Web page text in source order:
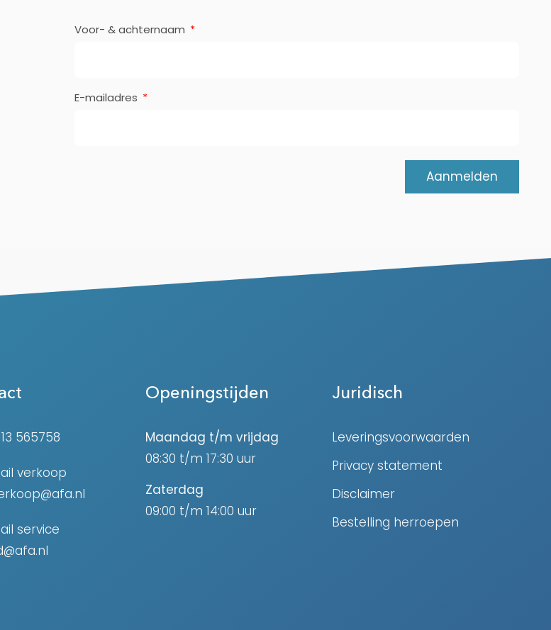
Voor- & achternaam
E-mailadres
Aanmelden
565758
verkoop
service
Openingstijden
Maandag t/m vrijdag
08:30 t/m 17:30 uur
Zaterdag
09:00 t/m 14:00 uur
Juridisch
Leveringsvoorwaarden
Privacy statement
Disclaimer
Bestelling herroepen